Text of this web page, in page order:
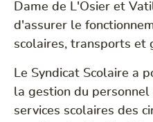
Dame de L'Osier et
d'assurer le
scolaires, transports et
Le Syndicat Scolaire a
la gestion du
services scolaires des